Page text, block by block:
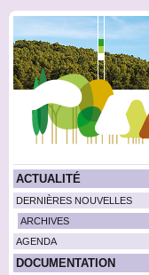
ACTUALITÉ
DERNIÈRES NOUVELLES
ARCHIVES
AGENDA
DOCUMENTATION